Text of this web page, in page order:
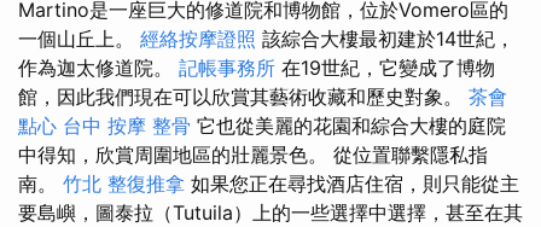
Martino是一座巨大的修道院和博物館，位於Vomero區的
一個山丘上。 經絡按摩證照 該綜合大樓最初建於14世紀，
作為迦太修道院。 記帳事務所 在19世紀，它變成了博物
館，因此我們現在可以欣賞其藝術收藏和歷史對象。 茶會
點心 台中 按摩 整骨 它也從美麗的花園和綜合大樓的庭院
中得知，欣賞周圍地區的壯麗景色。 從位置聯繫隱私指
南。 竹北 整復推拿 如果您正在尋找酒店住宿，則只能從主
要島嶼，圖泰拉（Tutuila）上的一些選擇中選擇，甚至在其